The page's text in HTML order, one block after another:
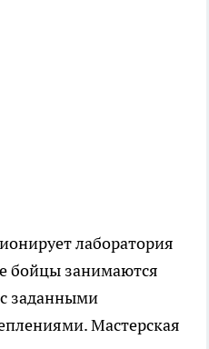
лаборатория
бойцы занимаются
заданными
Мастерская